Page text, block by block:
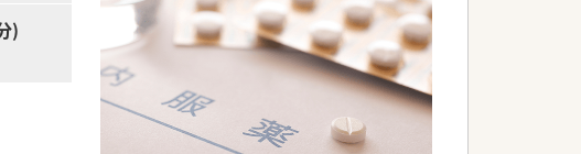
限に考慮して待遇を決定いたします。
々な制度を整えている法人です。
での家賃補助制度も完備しています。
)